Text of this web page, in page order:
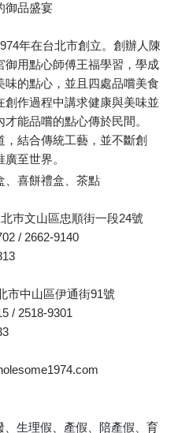
御品盛宴
年在台北市創立。創辦人陳
御用點心師傅王福學習，學成
味的點心，並且四處品嚐美食
創作過程中講求健康與美味並
能品嚐的點心傳於民間。
，結合傳統工藝，並不斷創
至世界。
、喜餅禮盒、茶點
巿文山區忠順街一段24號
/ 2662-9140
市中山區伊通街91號
/ 2518-9301
生理假、產假、陪產假、育